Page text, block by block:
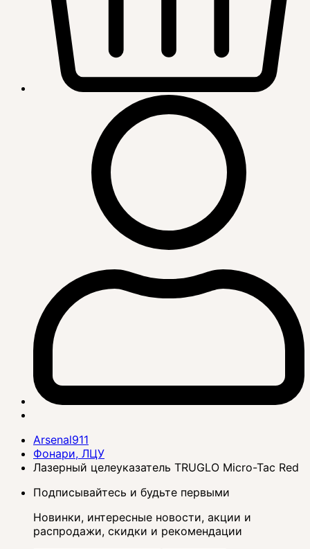
Arsenal911
Фонари, ЛЦУ
Лазерный целеуказатель TRUGLO Micro-Tac Red
Подписывайтесь и будьте первыми
Новинки, интересные новости, акции и
распродажи, скидки и рекомендации